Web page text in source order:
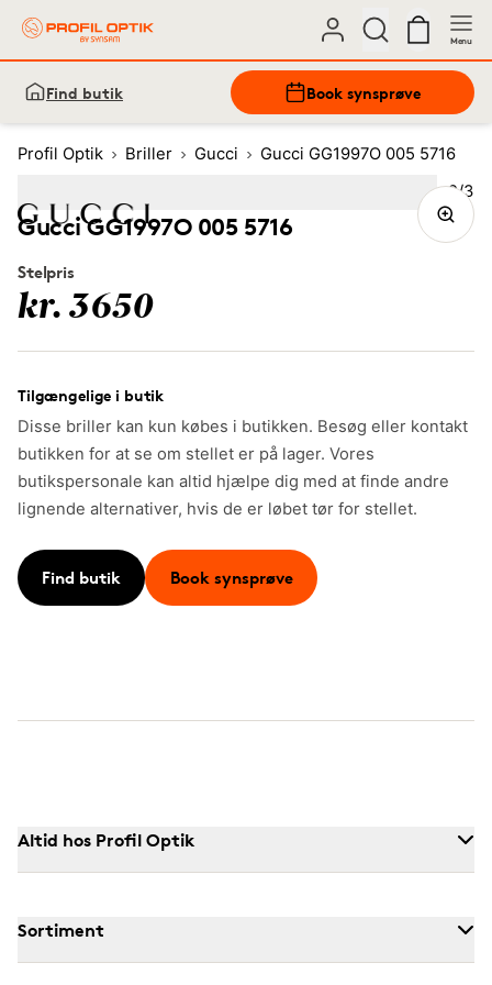
Menu
Find butik Book synsprøve
Profil Optik Briller Gucci Gucci GG1997O 005 5716
Gucci GG1997O 005 5716
Stelpris
kr. 3650
Tilgængelige i butik
Disse briller kan kun købes i butikken. Besøg eller kontakt
butikken for at se om stellet er på lager. Vores
butikspersonale kan altid hjælpe dig med at finde andre
lignende alternativer, hvis de er løbet tør for stellet.
Find butik Book synsprøve
2/3
Image 1 3
Altid hos Profil Optik
Sortiment